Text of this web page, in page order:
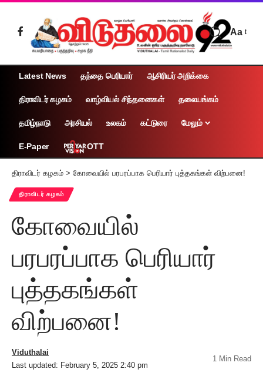
Aa
Latest News தந்தை பெரியார் ஆசிரியர் அறிக்கை
திராவிடர் கழகம் வாழ்வியல் சிந்தனைகள் தலையங்கம்
தமிழ்நாடு அரசியல் உலகம் கட்டுரை மேலும்
E-Paper OTT
திராவிடர் கழகம் > கோவையில் பரபரப்பாக பெரியார் புத்தகங்கள் விற்பனை!
திராவிடர் கழகம்
கோவையில்
பரபரப்பாக பெரியார்
புத்தகங்கள்
விற்பனை!
Last updated: February 5, 2025 2:40 pm
Viduthalai
1 Min Read